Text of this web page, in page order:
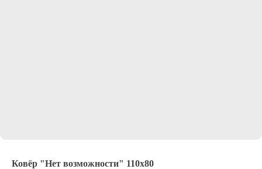
Ковёр "Нет возможности" 110х80